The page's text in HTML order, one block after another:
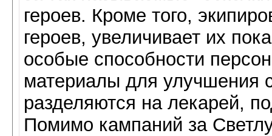
героев. Кроме того,
героев, увеличивает их
особые способности
материалы для улучшения
разделяются на лекарей,
Помимо кампаний за